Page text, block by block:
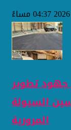
جهود تطوير
السيولة
المرورية